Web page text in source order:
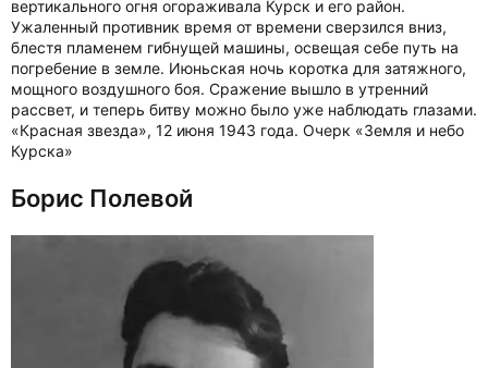
вертикального огня огораживала Курск и его район.
Ужаленный противник время от времени сверзился вниз,
блестя пламенем гибнущей машины, освещая себе путь на
погребение в земле. Июньская ночь коротка для затяжного,
мощного воздушного боя. Сражение вышло в утренний
рассвет, и теперь битву можно было уже наблюдать глазами.
«Красная звезда», 12 июня 1943 года. Очерк «Земля и небо
Курска»
Борис Полевой